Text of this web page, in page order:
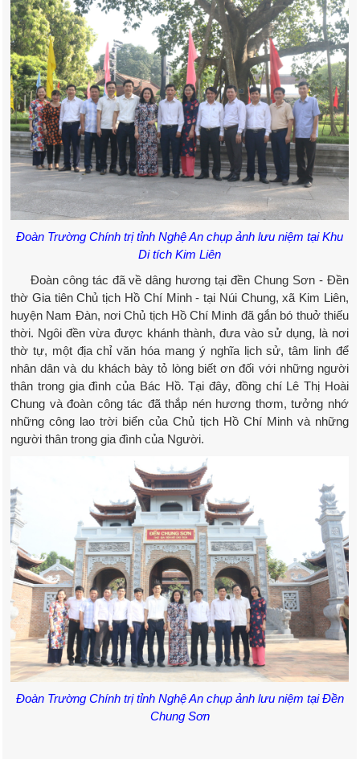
Đoàn Trường Chính trị tỉnh Nghệ An chụp ảnh lưu niệm tại Khu
Di tích Kim Liên
Đoàn công tác đã về dâng hương tại đền Chung Sơn - Đền
thờ Gia tiên Chủ tịch Hồ Chí Minh - tại Núi Chung, xã Kim Liên,
huyện Nam Đàn, nơi Chủ tịch Hồ Chí Minh đã gắn bó thuở thiếu
thời. Ngôi đền vừa được khánh thành, đưa vào sử dụng, là nơi
thờ tự, một địa chỉ văn hóa mang ý nghĩa lịch sử, tâm linh để
nhân dân và du khách bày tỏ lòng biết ơn đối với những người
thân trong gia đình của Bác Hồ. Tại đây, đồng chí Lê Thị Hoài
Chung và đoàn công tác đã thắp nén hương thơm, tưởng nhớ
những công lao trời biển của Chủ tịch Hồ Chí Minh và những
người thân trong gia đình của Người.
Đoàn Trường Chính trị tỉnh Nghệ An chụp ảnh lưu niệm tại Đền
Chung Sơn